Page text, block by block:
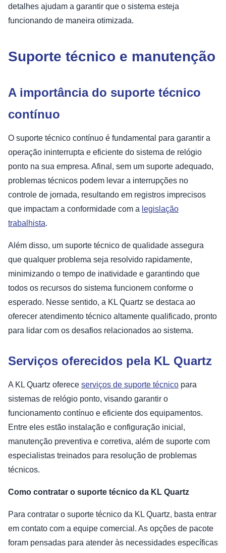
detalhes ajudam a garantir que o sistema esteja
funcionando de maneira otimizada.
Suporte técnico e manutenção
A importância do suporte técnico
contínuo
O suporte técnico contínuo é fundamental para garantir a
operação ininterrupta e eficiente do sistema de relógio
ponto na sua empresa. Afinal, sem um suporte adequado,
problemas técnicos podem levar a interrupções no
controle de jornada, resultando em registros imprecisos
que impactam a conformidade com a legislação
trabalhista.
Além disso, um suporte técnico de qualidade assegura
que qualquer problema seja resolvido rapidamente,
minimizando o tempo de inatividade e garantindo que
todos os recursos do sistema funcionem conforme o
esperado. Nesse sentido, a KL Quartz se destaca ao
oferecer atendimento técnico altamente qualificado, pronto
para lidar com os desafios relacionados ao sistema.
Serviços oferecidos pela KL Quartz
A KL Quartz oferece serviços de suporte técnico para
sistemas de relógio ponto, visando garantir o
funcionamento contínuo e eficiente dos equipamentos.
Entre eles estão instalação e configuração inicial,
manutenção preventiva e corretiva, além de suporte com
especialistas treinados para resolução de problemas
técnicos.
Como contratar o suporte técnico da KL Quartz
Para contratar o suporte técnico da KL Quartz, basta entrar
em contato com a equipe comercial. As opções de pacote
foram pensadas para atender às necessidades específicas